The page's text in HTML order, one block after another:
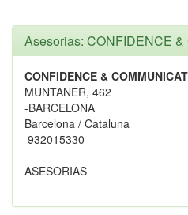
Asesorias: CONFIDENCE &
CONFIDENCE &
MUNTANER, 462
-BARCELONA
Barcelona / Cataluna
932015330
ASESORIAS